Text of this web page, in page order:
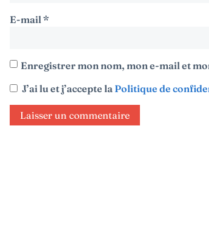
E-mail *
Enregistrer mon nom, mon e-mail et
J’ai lu et j’accepte la Politique de